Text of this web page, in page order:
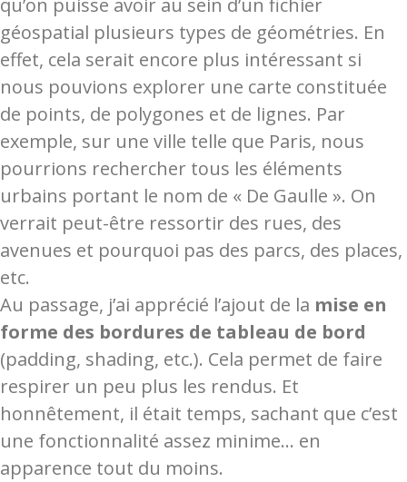
qu’on puisse avoir au sein d’un fichier
géospatial plusieurs types de géométries. En
effet, cela serait encore plus intéressant si
nous pouvions explorer une carte constituée
de points, de polygones et de lignes. Par
exemple, sur une ville telle que Paris, nous
pourrions rechercher tous les éléments
urbains portant le nom de « De Gaulle ». On
verrait peut-être ressortir des rues, des
avenues et pourquoi pas des parcs, des places,
etc.
Au passage, j’ai apprécié l’ajout de la mise en
forme des bordures de tableau de bord
(padding, shading, etc.). Cela permet de faire
respirer un peu plus les rendus. Et
honnêtement, il était temps, sachant que c’est
une fonctionnalité assez minime… en
apparence tout du moins.